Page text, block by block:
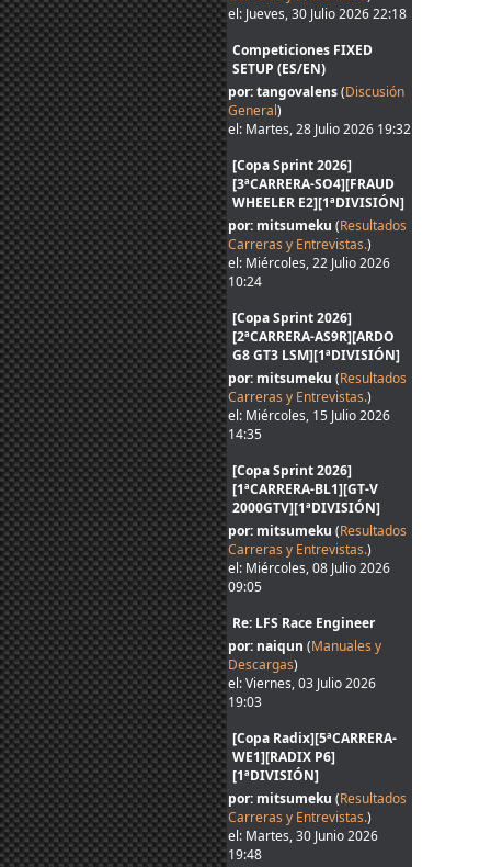
el: Jueves, 30 Julio 2026 22:18
Competiciones FIXED
SETUP (ES/EN)
por: tangovalens(Discusión
General)
el: Martes, 28 Julio 2026 19:32
[Copa Sprint 2026]
[3ªCARRERA-SO4][FRAUD
WHEELER E2][1ªDIVISIÓN]
por: mitsumeku (Resultados
Carreras y Entrevistas.)
el: Miércoles, 22 Julio 2026
10:24
[Copa Sprint 2026]
[2ªCARRERA-AS9R][ARDO
G8 GT3 LSM][1ªDIVISIÓN]
por: mitsumeku (Resultados
Carreras y Entrevistas.)
el: Miércoles, 15 Julio 2026
14:35
[Copa Sprint 2026]
[1ªCARRERA-BL1][GT-V
2000GTV][1ªDIVISIÓN]
por: mitsumeku (Resultados
Carreras y Entrevistas.)
el: Miércoles, 08 Julio 2026
09:05
Re: LFS Race Engineer
por: naiqun (Manuales y
Descargas)
el: Viernes, 03 Julio 2026
19:03
[Copa Radix][5ªCARRERA-
WE1][RADIX P6]
[1ªDIVISIÓN]
por: mitsumeku (Resultados
Carreras y Entrevistas.)
el: Martes, 30 Junio 2026
19:48